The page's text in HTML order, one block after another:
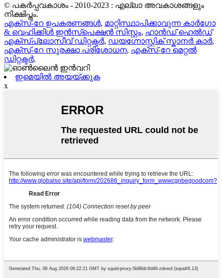
© പകർപ്പവകാശം - 2010-2023 : എല്ലാ അവകാശങ്ങളും
നിക്ഷിപ്തം.
എക്സ്-റേ ഉപകരണങ്ങൾ, മാറ്റിസ്ഥാപിക്കാവുന്ന കാർഗോ
& വെഹിക്കിൾ ഇൻസ്പെക്ഷൻ സിസ്റ്റം, ഹാൻഡ് ഹെൽഡ്
എക്സ്പ്ലോസീവ് ഡിറ്റക്ടർ, ഡയഗ്നോസ്റ്റിക് സ്കാനർ കാർ,
എക്സ്-റേ സുരക്ഷാ പരിശോധന, എക്സ്-റേ മെറ്റൽ
ഡിറ്റക്ടർ,
ഇമെയിൽ അയയ്ക്കുക
x